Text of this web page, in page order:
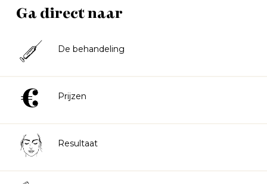
Ga direct naar
De behandeling
Prijzen
Resultaat